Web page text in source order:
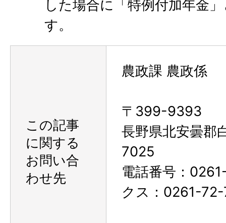
した場合に「特例付加年金
す。
この記事
に関する
お問い合
わせ先
農政課 農政係
〒399-9393
長野県北安曇郡
7025
電話番号：
クス：0261-